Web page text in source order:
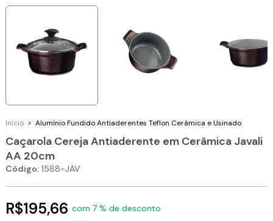
Início > Alumínio Fundido Antiaderentes Teflon Cerâmica e Usinado
Caçarola Cereja Antiaderente em Cerâmica Javali
AA 20cm
Código: 1588-JAV
R$195,66 com 7 % de desconto